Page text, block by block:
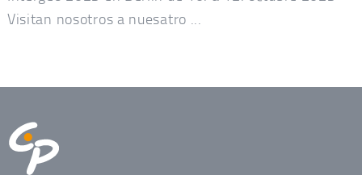
Visitan nosotros a nuesatro ...